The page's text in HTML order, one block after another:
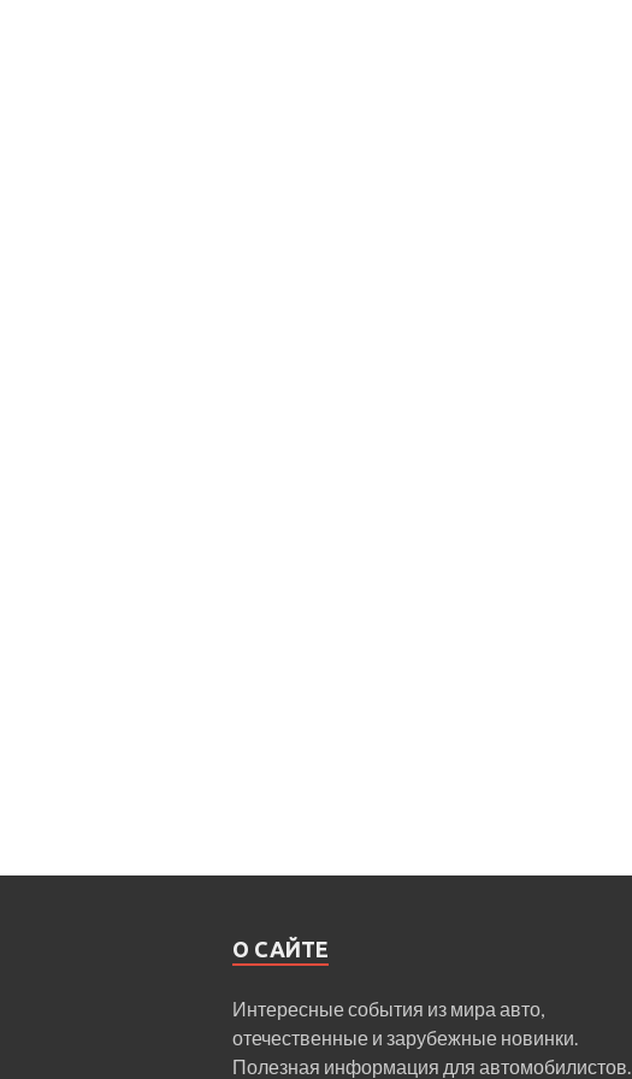
О САЙТЕ
Интересные события из мира авто,
отечественные и зарубежные новинки.
Полезная информация для автомобилистов.